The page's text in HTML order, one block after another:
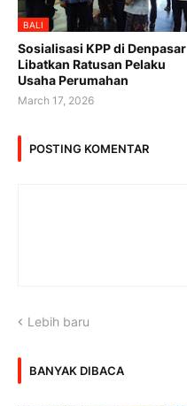
BALI
Sosialisasi KPP di Denpasar
Libatkan Ratusan Pelaku
Usaha Perumahan
March 17, 2026
POSTING KOMENTAR
Lebih baru
BANYAK DIBACA